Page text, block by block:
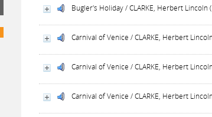
Bugler's Holiday / CLARKE, Herbert Lincoln
Carnival of Venice / CLARKE, Herbert
Carnival of Venice / CLARKE, Herbert
Carnival of Venice / CLARKE, Herbert